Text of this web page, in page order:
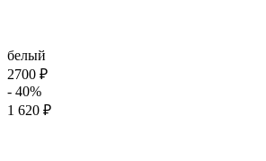
белый
2700 ₽
- 40%
1 620 ₽